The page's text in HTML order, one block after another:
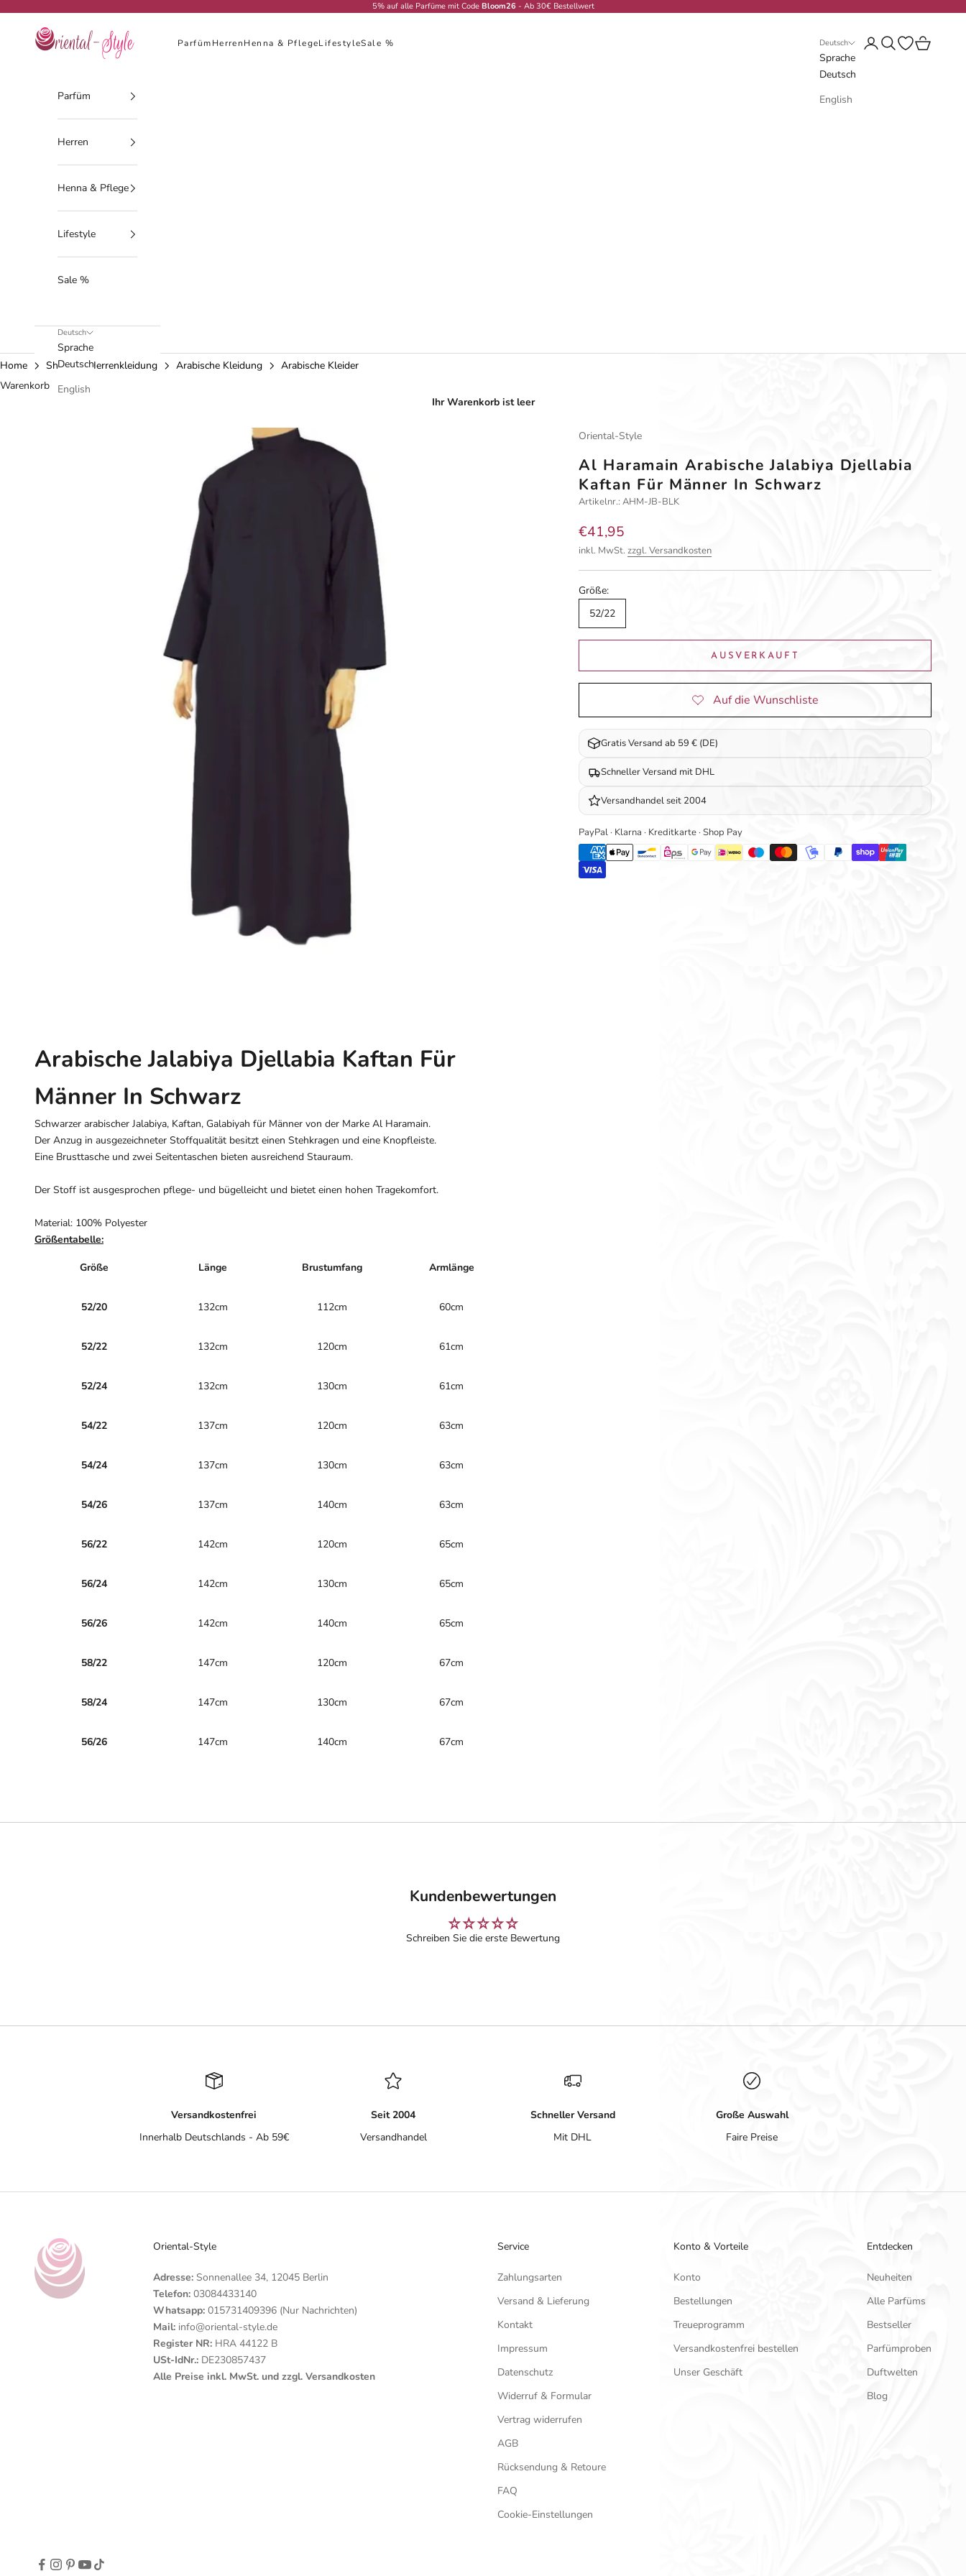
5% auf alle Parfüme mit Code Bloom26- Ab 30€ Bestellwert
Oriental-Style
ParfümHerrenHenna & PflegeLifestyleSale % Deutsch
Sprache
Deutsch
English
Anmelden
SuchenWunschliste
Warenkorb
Parfüm
Herren
Henna & Pflege
Lifestyle
Sale %
Deutsch
Sprache
Deutsch
English
Home Shop Herrenkleidung Arabische Kleidung
Arabische Kleider
Warenkorb
Ihr Warenkorb ist leer
Oriental-Style
Al Haramain Arabische Jalabiya Djellabia
Kaftan Für Männer In Schwarz
Artikelnr.: AHM-JB-BLK
Angebot
€41,95
inkl. MwSt.zzgl. Versandkosten
Größe:
52/22
AUSVERKAUFT
Gratis Versand ab 59 € (DE)
Schneller Versand mit DHL
Versandhandel seit 2004
PayPal · Klarna · Kreditkarte · Shop Pay
Arabische Jalabiya Djellabia Kaftan Für
Männer In Schwarz
Schwarzer arabischer Jalabiya, Kaftan, Galabiyah für Männer von der Marke Al Haramain.
Der Anzug in ausgezeichneter Stoffqualität besitzt einen Stehkragen und eine Knopfleiste.
Eine Brusttasche und zwei Seitentaschen bieten ausreichend Stauraum.
Der Stoff ist ausgesprochen pflege- und bügelleicht und bietet einen hohen Tragekomfort.
Material: 100% Polyester
Größentabelle:
Größe Länge Brustumfang Armlänge
52/20 132cm 112cm 60cm
52/22 132cm 120cm 61cm
52/24 132cm 130cm 61cm
54/22 137cm 120cm 63cm
54/24 137cm 130cm 63cm
54/26 137cm 140cm 63cm
56/22 142cm 120cm 65cm
56/24 142cm 130cm 65cm
56/26 142cm 140cm 65cm
58/22 147cm 120cm 67cm
58/24 147cm 130cm 67cm
56/26 147cm 140cm 67cm
Kundenbewertungen
Schreiben Sie die erste Bewertung
Versandkostenfrei
Innerhalb Deutschlands - Ab 59€
Seit 2004
Versandhandel
Schneller Versand
Mit DHL
Große Auswahl
Faire Preise
Oriental-Style
Adresse:Sonnenallee 34, 12045 Berlin
Telefon:03084433140
Whatsapp:015731409396 (Nur Nachrichten)
Mail:info@oriental-style.de
Register NR: HRA 44122 B
USt-IdNr.: DE230857437
Alle Preise inkl. MwSt. und zzgl. Versandkosten
Service
Zahlungsarten
Versand & Lieferung
Kontakt
Impressum
Datenschutz
Widerruf & Formular
Vertrag widerrufen
AGB
Rücksendung & Retoure
FAQ
Cookie-Einstellungen
Konto & Vorteile
Konto
Bestellungen
Treueprogramm
Versandkostenfrei bestellen
Unser Geschäft
Entdecken
Neuheiten
Alle Parfüms
Bestseller
Parfümproben
Duftwelten
Blog